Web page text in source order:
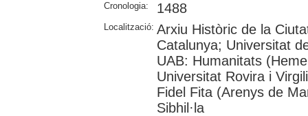
Cronologia: 1488
Localització: Arxiu Històric de la
Catalunya; Universitat
UAB: Humanitats
Universitat Rovira i
Fidel Fita (Arenys de
Sibhil·la